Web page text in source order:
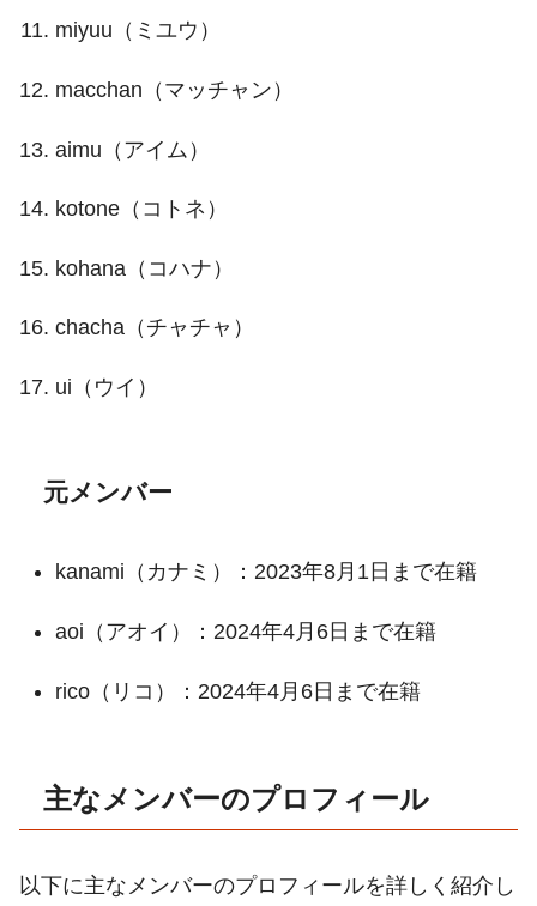
miyuu（ミユウ）
macchan（マッチャン）
aimu（アイム）
kotone（コトネ）
kohana（コハナ）
chacha（チャチャ）
ui（ウイ）
元メンバー
kanami（カナミ）：2023年8月1日まで在籍
aoi（アオイ）：2024年4月6日まで在籍
rico（リコ）：2024年4月6日まで在籍
主なメンバーのプロフィール
以下に主なメンバーのプロフィールを詳しく紹介し